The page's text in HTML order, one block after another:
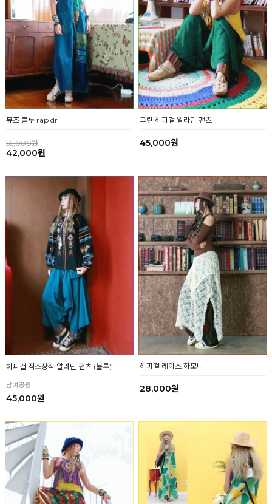
뮤즈 블루 rap dr
55,000원
42,000원
그린 히피걸 알라딘 팬츠
45,000원
히피걸 직조장식 알라딘 팬츠 (블루)
남여공용
45,000원
히피걸 레이스 하모니
28,000원